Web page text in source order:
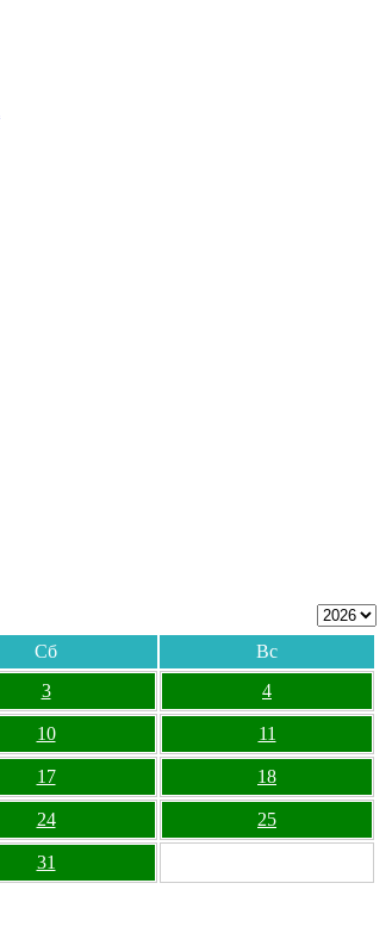
Сб
Вс
3 4
10 11
17 18
24 25
31